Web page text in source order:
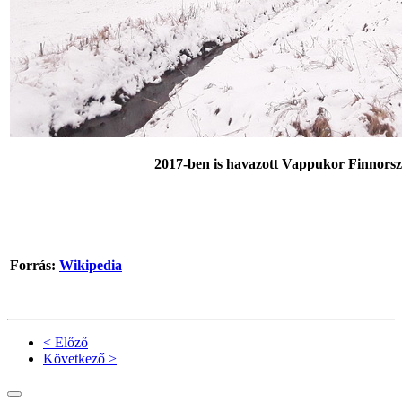
2017-ben is havazott Vappukor
Forrás: Wikipedia
< Előző
Következő >